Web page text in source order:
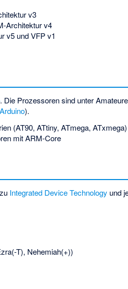
v3
Architektur v4
v5 und VFP v1
. Die Prozessoren sind unter
Arduino).
(AT90, ATtiny, ATmega, ATxmega)
mit ARM-Core
Integrated Device Technology und
T), Nehemiah(+))